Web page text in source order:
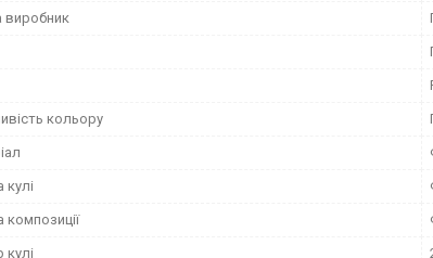
виробник
кольору
кулі